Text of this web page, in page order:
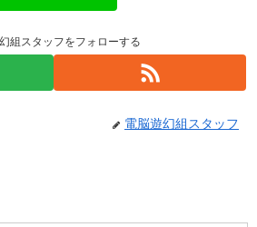
組スタッフをフォローする
電脳遊幻組スタッフ